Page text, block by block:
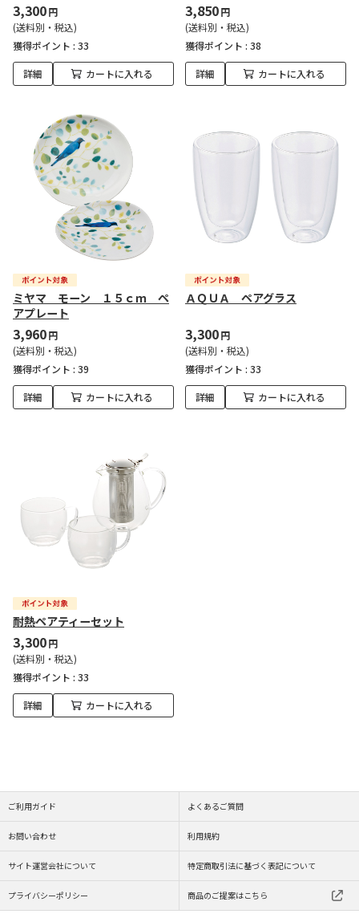
3,300円
(送料別・税込)
獲得ポイント : 33
詳細 カートに入れる
3,850円
(送料別・税込)
獲得ポイント : 38
詳細 カートに入れる
ミヤマ モーン １５ｃｍ ペ
アプレート
3,960円
(送料別・税込)
獲得ポイント : 39
詳細 カートに入れる
ＡＱＵＡ ペアグラス
3,300円
(送料別・税込)
獲得ポイント : 33
詳細 カートに入れる
耐熱ペアティーセット
3,300円
(送料別・税込)
獲得ポイント : 33
詳細 カートに入れる
ご利用ガイド よくあるご質問
お問い合わせ 利用規約
サイト運営会社について 特定商取引法に基づく表記について
プライバシーポリシー 商品のご提案はこちら